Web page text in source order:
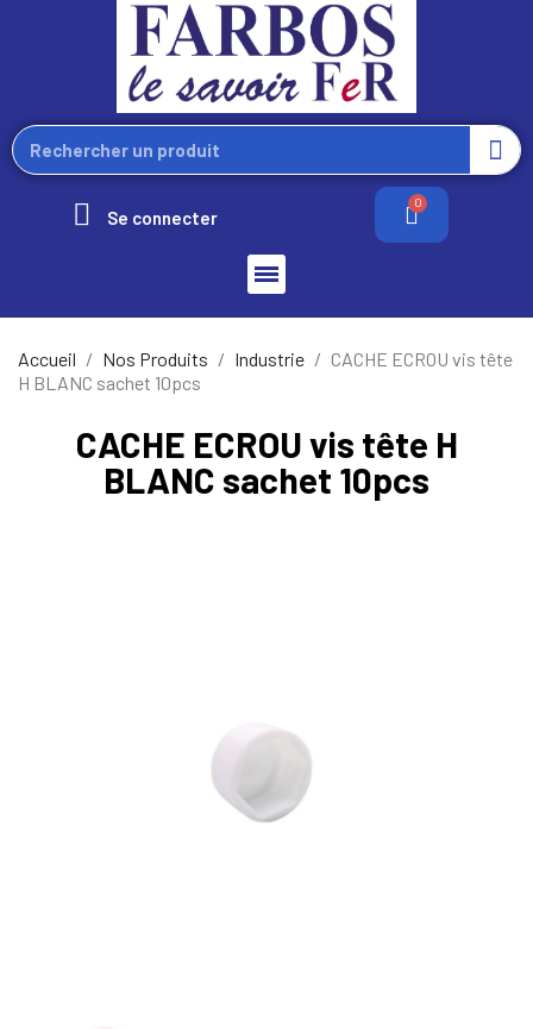
Se connecter
Accueil Nos Produits Industrie
CACHE ECROU vis tête
H BLANC sachet 10pcs
CACHE ECROU vis tête H
BLANC sachet 10pcs